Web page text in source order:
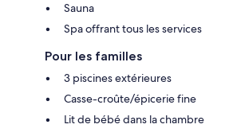
Sauna
Spa offrant tous les services
Pour les familles
3 piscines extérieures
Casse-croûte/épicerie fine
Lit de bébé dans la chambre